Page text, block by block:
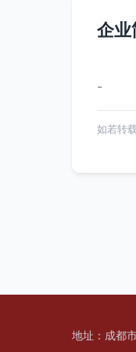
企
-
如若转
地址：成都